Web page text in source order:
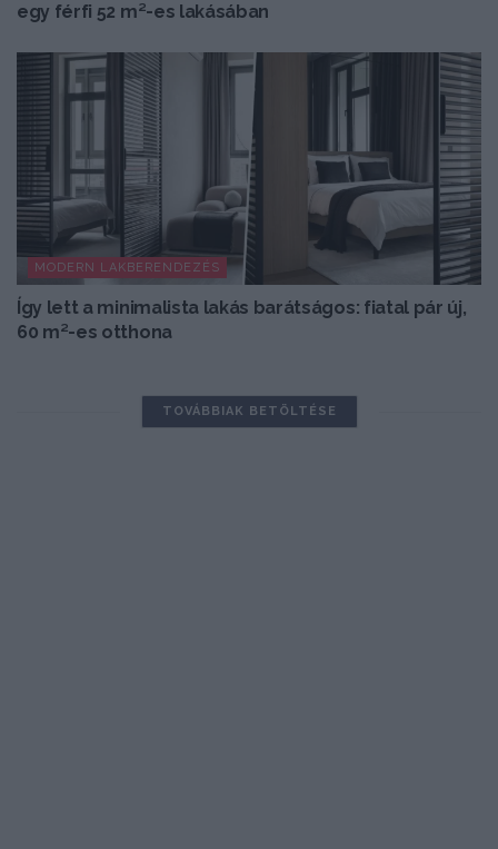
egy férfi 52 m²-es lakásában
MODERN LAKBERENDEZÉS
Így lett a minimalista lakás barátságos: fiatal pár új,
60 m²-es otthona
TOVÁBBIAK BETÖLTÉSE